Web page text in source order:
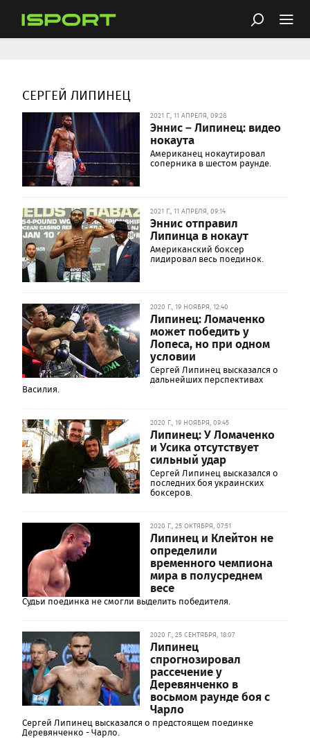
СЕРГЕЙ ЛИПИНЕЦ
2021 Г., 11 АПРЕЛЯ, 09:28
Эннис – Липинец: видео
нокаута
Американец нокаутировал
соперника в шестом раунде.
2021 Г., 11 АПРЕЛЯ, 09:14
Эннис отправил
Липинца в нокаут
Американский боксер
лидировал весь поединок.
2020 Г., 19 НОЯБРЯ, 12:40
Липинец: Ломаченко
может победить у
Лопеса, но при одном
условии
Сергей Липинец высказался о
дальнейших перспективах
Василия.
2020 Г., 19 НОЯБРЯ, 09:45
Липинец: У Ломаченко
и Усика отсутствует
сильный удар
Сергей Липинец высказался о
последних боя украинских
боксеров.
2020 Г., 25 ОКТЯБРЯ, 07:51
Липинец и Клейтон не
определили
временного чемпиона
мира в полусреднем
весе
Судьи поединка не смогли выделить победителя.
2020 Г., 25 СЕНТЯБРЯ, 18:07
Липинец
спрогнозировал
рассечение у
Деревянченко в
восьмом раунде боя с
Чарло
Сергей Липинец высказался о предстоящем поединке
Деревянченко - Чарло.